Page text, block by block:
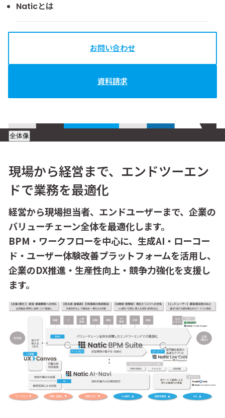
Naticとは
お問い合わせ
資料請求
全体像
現場から経営まで、エンドツーエン
ドで業務を最適化
経営から現場担当者、エンドユーザーまで、企業の
バリューチェーン全体を最適化します。
BPM・ワークフローを中心に、生成AI・ローコー
ド・ユーザー体験改善プラットフォームを活用し、
企業のDX推進・生産性向上・競争力強化を支援し
ます。